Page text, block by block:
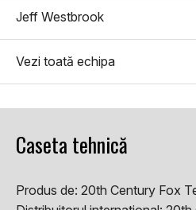
Jeff Westbrook
Vezi toată echipa
Caseta tehnică
Produs de: 20th Century Fox